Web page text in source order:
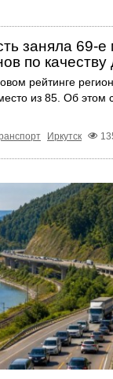
заняла 69‑е
по качеству
рейтинге
из 85. Об
Иркутск